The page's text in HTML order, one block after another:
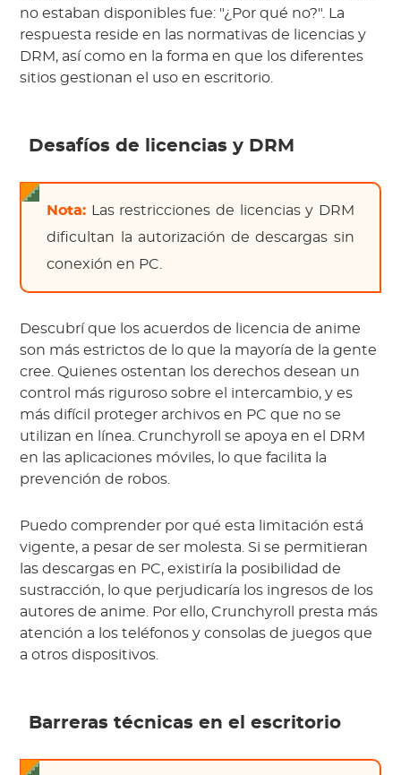
no estaban disponibles fue: "¿Por qué no?". La
respuesta reside en las normativas de licencias y
DRM, así como en la forma en que los diferentes
sitios gestionan el uso en escritorio.
Desafíos de licencias y DRM
Nota: Las restricciones de licencias y DRM
dificultan la autorización de descargas sin
conexión en PC.
Descubrí que los acuerdos de licencia de anime
son más estrictos de lo que la mayoría de la gente
cree. Quienes ostentan los derechos desean un
control más riguroso sobre el intercambio, y es
más difícil proteger archivos en PC que no se
utilizan en línea. Crunchyroll se apoya en el DRM
en las aplicaciones móviles, lo que facilita la
prevención de robos.
Puedo comprender por qué esta limitación está
vigente, a pesar de ser molesta. Si se permitieran
las descargas en PC, existiría la posibilidad de
sustracción, lo que perjudicaría los ingresos de los
autores de anime. Por ello, Crunchyroll presta más
atención a los teléfonos y consolas de juegos que
a otros dispositivos.
Barreras técnicas en el escritorio